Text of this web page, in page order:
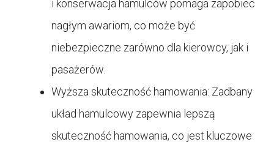
i konserwacja hamulców pomaga zapobiec
nagłym awariom, co może być
niebezpieczne zarówno dla kierowcy, jak i
pasażerów.
Wyższa skuteczność hamowania: Zadbany
układ hamulcowy zapewnia lepszą
skuteczność hamowania, co jest kluczowe